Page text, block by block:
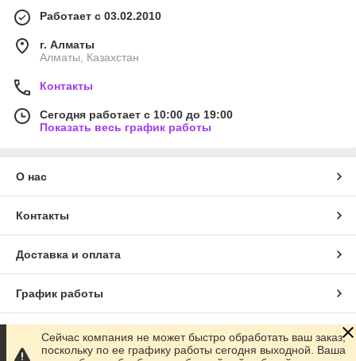
Работает с 03.02.2010
г. Алматы
Алматы, Казахстан
Контакты
Сегодня работает с 10:00 до 19:00
Показать весь график работы
О нас
Контакты
Доставка и оплата
График работы
Полная версия сайта
Сейчас компания не может быстро обработать ваш заказ,
поскольку по ее графику работы сегодня выходной. Ваша